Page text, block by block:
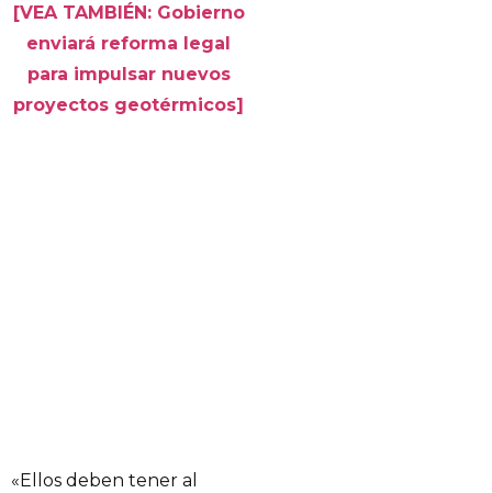
[VEA TAMBIÉN: Gobierno
enviará reforma legal
para impulsar nuevos
proyectos geotérmicos]
«Ellos deben tener al